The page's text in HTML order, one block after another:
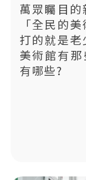
萬眾矚目
「全民的
打的就是老
美術館有
有哪些?